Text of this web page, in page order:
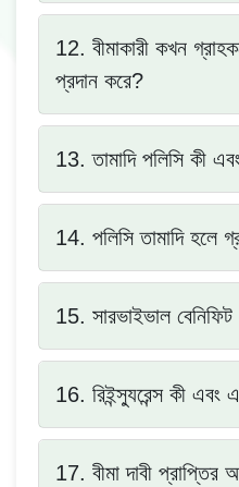
12. বীমাকারী কখন
প্রদান করে?
13. তামাদি পলিসি কী
14. পলিসি তামাদি হলে
15. সারভাইভাল
16. রিইন্স্যুরেন্স কী এবং
17. বীমা দাবী প্রাপ্তির